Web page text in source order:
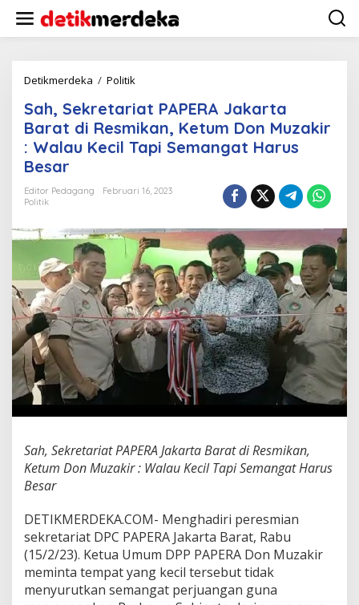
w
Detikmerdeka / Politik
h
,
S
e
e
r
i
a
t
P
A
P
E
R
A
t
a
r
a
t
d
i
R
e
Sah, Sekretariat PAPERA Jakarta
Barat di Resmikan, Ketum Don Muzakir
: Walau Kecil Tapi Semangat Harus
Besar
Editor Pedagang
Februari 16, 2023
Politik
Sah, Sekretariat PAPERA Jakarta Barat di Resmikan,
Ketum Don Muzakir : Walau Kecil Tapi Semangat Harus
Besar
DETIKMERDEKA.COM- Menghadiri peresmian
sekretariat DPC PAPERA Jakarta Barat, Rabu
(15/2/23). Ketua Umum DPP PAPERA Don Muzakir
meminta tempat yang kecil tersebut tidak
menyurutkan semangat perjuangan guna